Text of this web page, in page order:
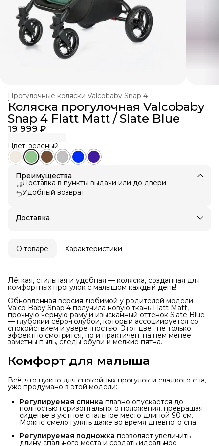
Прогулочные коляски Valcobaby Snap 4
Четырехколесные коляски ›
Прогулочные коляски Valcobaby ›
Коляски для одного
Коляски Valcobaby ›
Главная
Коляска прогулочная Valcobaby
Snap 4 Flatt Matt / Slate Blue
19 999 ₽
Цвет: зеленый
Преимущества
Доставка в пункты выдачи или до двери
Удобный возврат
Доставка
О товаре Характеристики
Лёгкая, стильная и удобная — коляска, созданная для
комфортных прогулок с малышом каждый день!
Обновленная версия любимой у родителей модели
Valco Baby Snap 4 получила новую ткань Flatt Matt,
прочную черную раму и изысканный оттенок Slate Blue
— глубокий серо-голубой, который ассоциируется со
спокойствием и уверенностью. Этот цвет не только
эффектно смотрится, но и практичен: на нем менее
заметны пыль, следы обуви и мелкие пятна.
Комфорт для малыша
Всё, что нужно для спокойных прогулок и сладкого сна,
уже продумано в этой модели:
Регулируемая спинка плавно опускается до
полностью горизонтального положения, превращая
сиденье в уютное спальное место длиной 90 см.
Можно смело гулять даже во время дневного сна.
Регулируемая подножка позволяет увеличить
длину спального места и создать идеальное